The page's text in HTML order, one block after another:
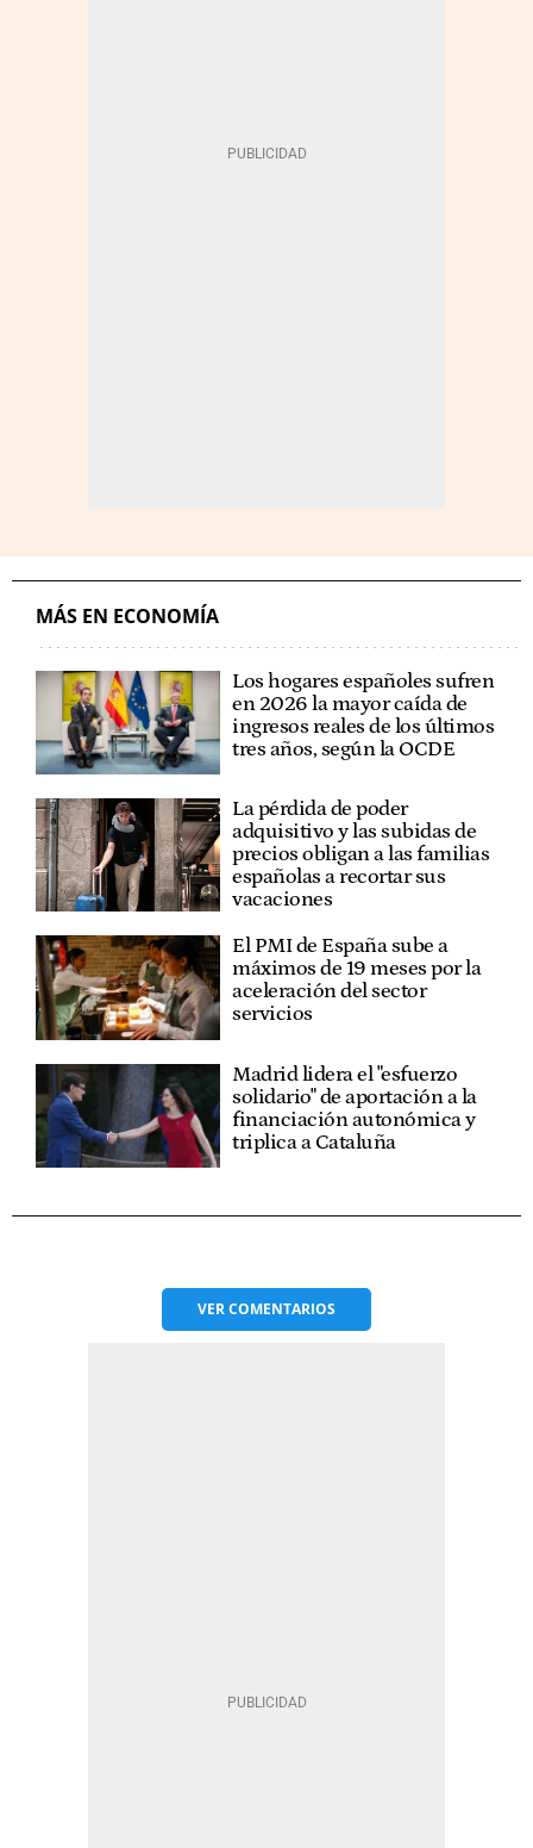
MÁS EN ECONOMÍA
Los hogares españoles sufren
en 2026 la mayor caída de
ingresos reales de los últimos
tres años, según la OCDE
La pérdida de poder
adquisitivo y las subidas de
precios obligan a las familias
españolas a recortar sus
vacaciones
El PMI de España sube a
máximos de 19 meses por la
aceleración del sector
servicios
Madrid lidera el "esfuerzo
solidario" de aportación a la
financiación autonómica y
triplica a Cataluña
VERCOMENTARIOS